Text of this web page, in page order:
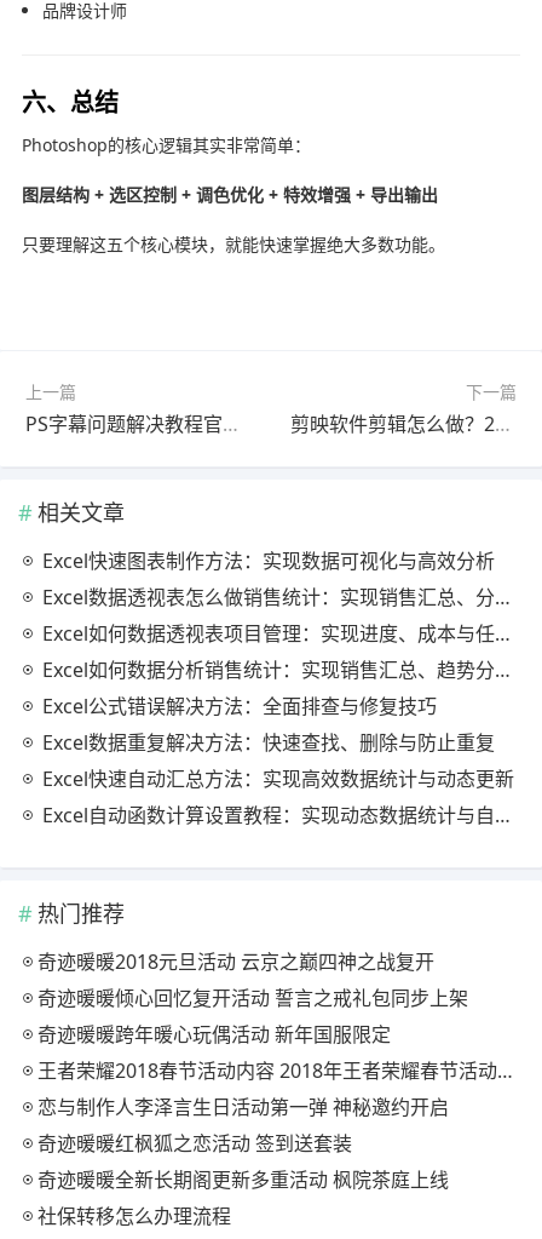
品牌设计师
六、总结
Photoshop的核心逻辑其实非常简单：
图层结构 + 选区控制 + 调色优化 + 特效增强 + 导出输出
只要理解这五个核心模块，就能快速掌握绝大多数功能。
上一篇
PS字幕问题解决教程官方最新版避坑指南
下一篇
剪映软件剪辑怎么做？2026最新版问题解决教程（最新方法）
相关文章
Excel快速图表制作方法：实现数据可视化与高效分析
Excel数据透视表怎么做销售统计：实现销售汇总、分析与动态监控
Excel如何数据透视表项目管理：实现进度、成本与任务的高效分析
Excel如何数据分析销售统计：实现销售汇总、趋势分析与业绩优化
Excel公式错误解决方法：全面排查与修复技巧
Excel数据重复解决方法：快速查找、删除与防止重复
Excel快速自动汇总方法：实现高效数据统计与动态更新
Excel自动函数计算设置教程：实现动态数据统计与自动更新
热门推荐
奇迹暖暖2018元旦活动 云京之巅四神之战复开
奇迹暖暖倾心回忆复开活动 誓言之戒礼包同步上架
奇迹暖暖跨年暖心玩偶活动 新年国服限定
王者荣耀2018春节活动内容 2018年王者荣耀春节活动大全
恋与制作人李泽言生日活动第一弹 神秘邀约开启
奇迹暖暖红枫狐之恋活动 签到送套装
奇迹暖暖全新长期阁更新多重活动 枫院茶庭上线
社保转移怎么办理流程